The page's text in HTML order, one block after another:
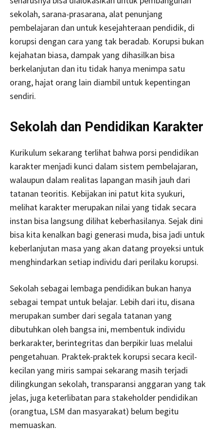
sekolah, sarana-prasarana, alat penunjang
pembelajaran dan untuk kesejahteraan pendidik, di
korupsi dengan cara yang tak beradab. Korupsi bukan
kejahatan biasa, dampak yang dihasilkan bisa
berkelanjutan dan itu tidak hanya menimpa satu
orang, hajat orang lain diambil untuk kepentingan
sendiri.
Sekolah dan Pendidikan Karakter
Kurikulum sekarang terlihat bahwa porsi pendidikan
karakter menjadi kunci dalam sistem pembelajaran,
walaupun dalam realitas lapangan masih jauh dari
tatanan teoritis. Kebijakan ini patut kita syukuri,
melihat karakter merupakan nilai yang tidak secara
instan bisa langsung dilihat keberhasilanya. Sejak dini
bisa kita kenalkan bagi generasi muda, bisa jadi untuk
keberlanjutan masa yang akan datang proyeksi untuk
menghindarkan setiap individu dari perilaku korupsi.
Sekolah sebagai lembaga pendidikan bukan hanya
sebagai tempat untuk belajar. Lebih dari itu, disana
merupakan sumber dari segala tatanan yang
dibutuhkan oleh bangsa ini, membentuk individu
berkarakter, berintegritas dan berpikir luas melalui
pengetahuan. Praktek-praktek korupsi secara kecil-
kecilan yang miris sampai sekarang masih terjadi
dilingkungan sekolah, transparansi anggaran yang tak
jelas, juga keterlibatan para stakeholder pendidikan
(orangtua, LSM dan masyarakat) belum begitu
memuaskan.